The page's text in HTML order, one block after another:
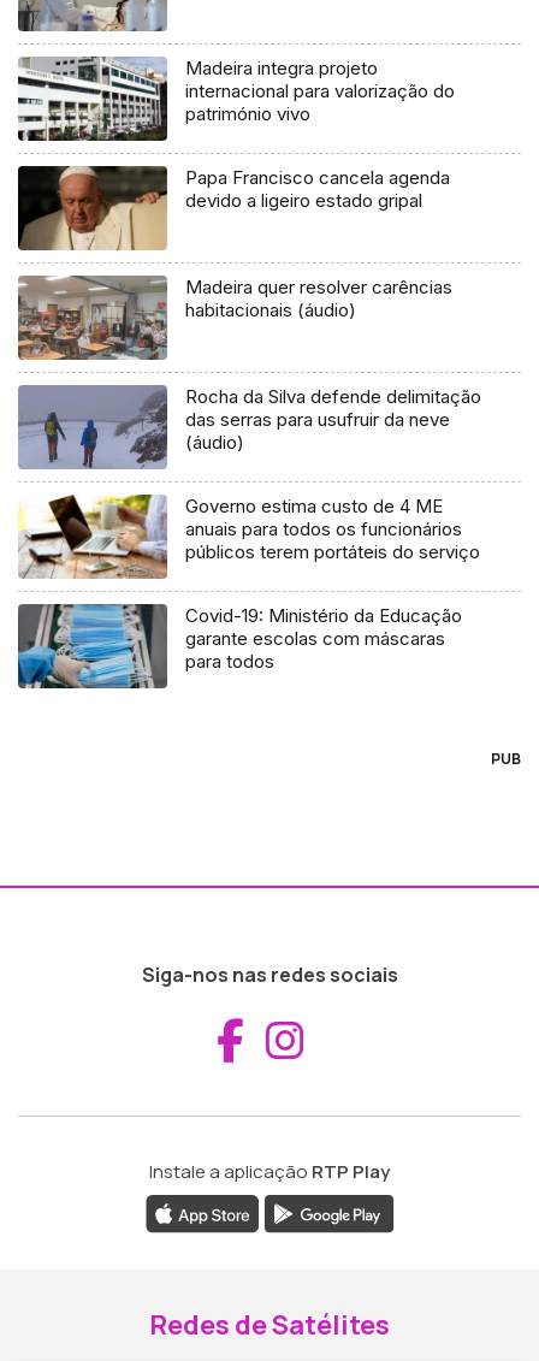
Madeira integra projeto
internacional para valorização do
património vivo
Papa Francisco cancela agenda
devido a ligeiro estado gripal
Madeira quer resolver carências
habitacionais (áudio)
Rocha da Silva defende delimitação
das serras para usufruir da neve
(áudio)
Governo estima custo de 4 ME
anuais para todos os funcionários
públicos terem portáteis do serviço
Covid-19: Ministério da Educação
garante escolas com máscaras
para todos
PUB
Siga-nos nas redes sociais
Aceder ao
Instale a aplicação RTP Play
Redes de Satélites